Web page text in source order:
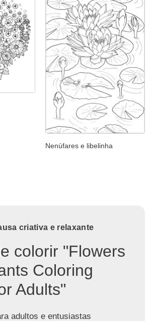
Nenúfares e libelinha
criativa e relaxante
colorir "Flowers
Coloring
Adults"
adultos e entusiastas